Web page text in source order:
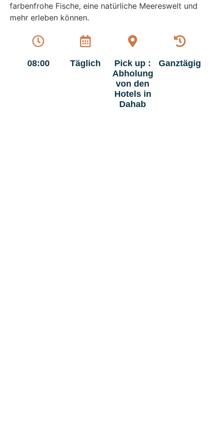
farbenfrohe Fische, eine natürliche Meereswelt und
mehr erleben können.
08:00 Täglich
Pick up :
Abholung
von den
Hotels in
Dahab
Ganztägig